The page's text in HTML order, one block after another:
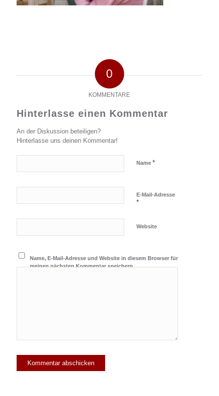
0
KOMMENTARE
Hinterlasse einen Kommentar
An der Diskussion beteiligen?
Hinterlasse uns deinen Kommentar!
Name *
E-Mail-Adresse
*
Website
Name, E-Mail-Adresse und Website in diesem Browser für
meinen nächsten Kommentar speichern.